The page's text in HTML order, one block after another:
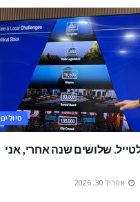
טיולים
שלושים שנה אחרי, אני
אפריל 30, 2026